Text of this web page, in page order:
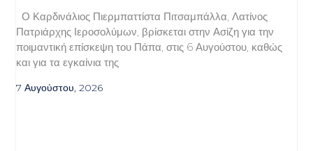
Ο Καρδινάλιος Πιερμπαττίστα Πιτσαμπάλλα, Λατίνος
Πατριάρχης Ιεροσολύμων, βρίσκεται στην Ασίζη για την
ποιμαντική επίσκεψη του Πάπα, στις 6 Αυγούστου, καθώς
και για τα εγκαίνια της
7 Αυγούστου, 2026